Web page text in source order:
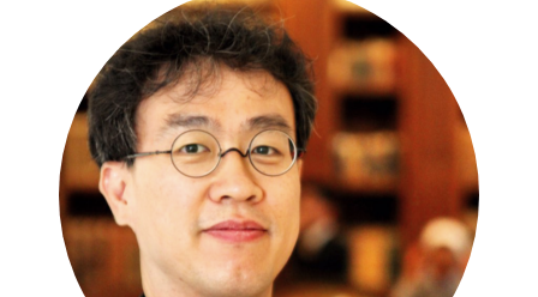
로그인
후원하기